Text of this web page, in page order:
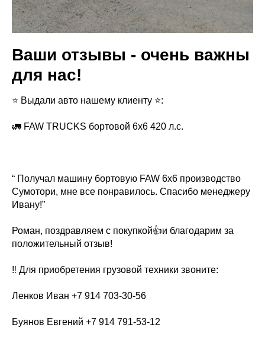
Ваши отзывы - очень важны
для нас!
⭐ Выдали авто нашему клиенту ⭐:
🚛 FAW TRUCKS бортовой 6х6 420 л.с.
“ Получал машину бортовую FAW 6x6 производство
Сумотори, мне все понравилось. Спасибо менеджеру
Ивану!”
Роман, поздравляем с покупкой👍и благодарим за
положительный отзыв!
‼️ Для приобретения грузовой техники звоните:
Ленков Иван +7 914 703-30-56
Буянов Евгений +7 914 791-53-12